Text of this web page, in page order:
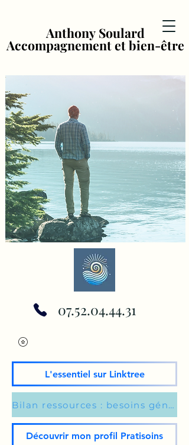
Anthony Soulard
Accompagnement et bien-être
Anthony Soulard
Accompagnement et bien-être
07.52.04.44.31
Découvrir mon profil Pratisoins
L'essentiel sur Linktree
Bilan ressources : besoins généraux du moment